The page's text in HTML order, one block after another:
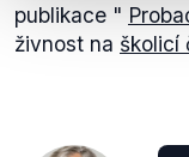
publikace "
živnost na školicí